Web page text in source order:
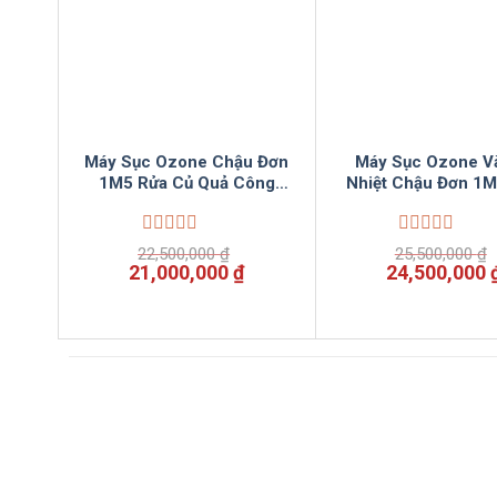
Máy Sục Ozone Chậu Đơn
1M5 Rửa Củ Quả Công
Được
xếp
hạng
sao
22,500,000₫
Giá
gốc
21,000,000₫Giá
Máy Sục Ozone
Nhiệt Chậu Đơn
VinSun
Được
xếp
hạng
sao
25,500,000₫
Giá
gốc
24,500,000